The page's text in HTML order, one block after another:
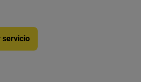
servicio